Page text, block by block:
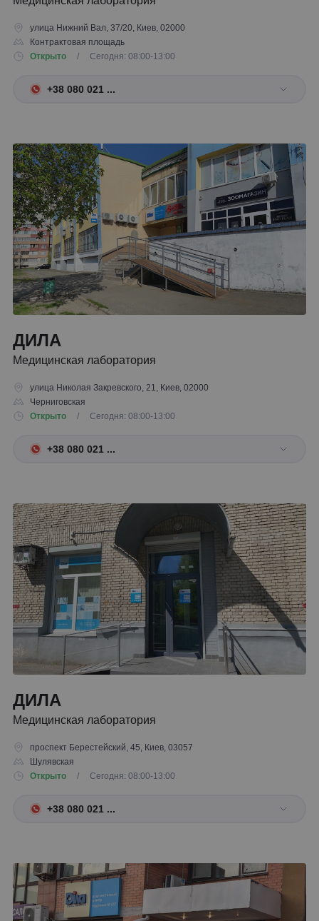
улица Нижний Вал, 37/20, Киев, 02000
Контрактовая площадь
Открыто
/ Сегодня: 08:00-13:00
+38 080 021 ...
ДИЛА
Медицинская лаборатория
улица Николая Закревского, 21, Киев, 02000
Черниговская
Открыто
/ Сегодня: 08:00-13:00
+38 080 021 ...
ДИЛА
Медицинская лаборатория
проспект Берестейский, 45, Киев, 03057
Шулявская
Открыто
/ Сегодня: 08:00-13:00
+38 080 021 ...